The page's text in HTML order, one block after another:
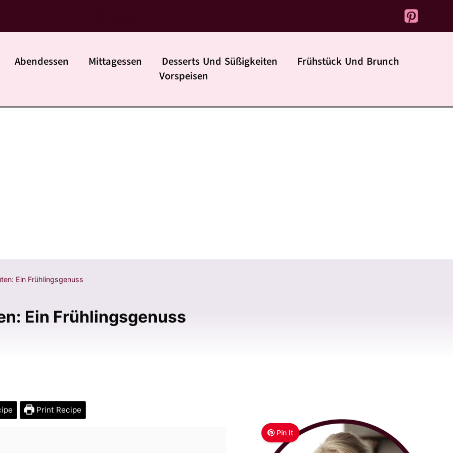
Abendessen Mittagessen Desserts Und Süßigkeiten
Frühstück Und Brunch
Vorspeisen
Ein Frühlingsgenuss
Ein Frühlingsgenuss
Print Recipe
Pin It